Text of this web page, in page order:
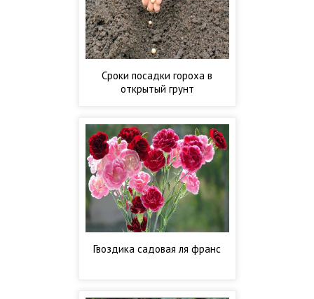
Сроки посадки гороха в
открытый грунт
Гвоздика садовая ля франс